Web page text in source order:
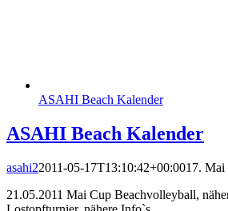
ASAHI Beach Kalender
ASAHI Beach Kalender
asahi22011-05-17T13:10:42+00:0017. Mai
21.05.2011 Mai Cup Beachvolleyball,